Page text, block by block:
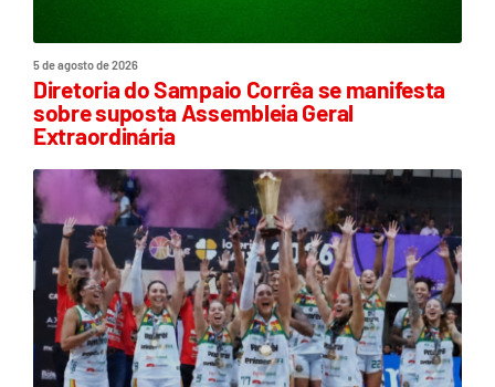
5 de agosto de 2026
Diretoria do Sampaio Corrêa se manifesta
sobre suposta Assembleia Geral
Extraordinária